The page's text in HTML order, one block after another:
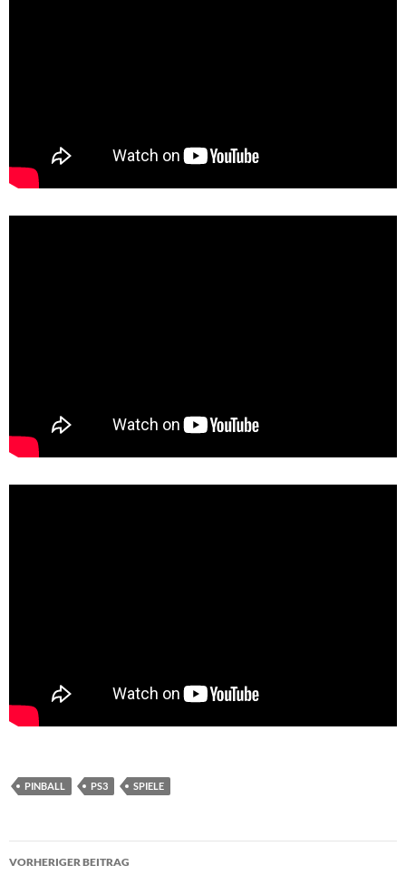
PINBALL PS3 SPIELE
Beitragsnavigation
VORHERIGER BEITRAG